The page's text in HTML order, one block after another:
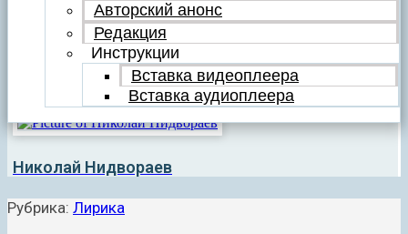
Авторский анонс
Редакция
Инструкции
Вставка видеоплеера
Вставка аудиоплеера
Николай Нидвораев
Рубрика: Лирика